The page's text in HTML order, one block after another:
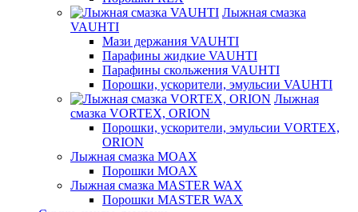
Лыжная смазка
VAUHTI
Мази держания VAUHTI
Парафины жидкие VAUHTI
Парафины скольжения VAUHTI
Порошки, ускорители, эмульсии VAUHTI
Лыжная
смазка VORTEX, ORION
Порошки, ускорители, эмульсии VORTEX,
ORION
Лыжная смазка MOAX
Порошки MOAX
Лыжная смазка MASTER WAX
Порошки MASTER WAX